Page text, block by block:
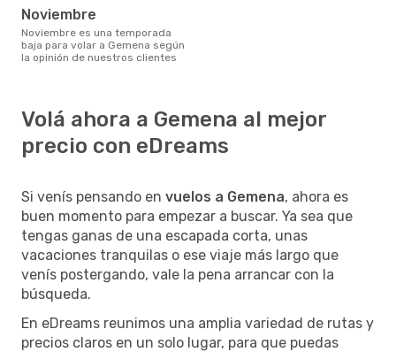
noviembre
noviembre es una temporada
baja para volar a Gemena según
la opinión de nuestros clientes
Volá ahora a Gemena al mejor
precio con eDreams
Si venís pensando en vuelos a Gemena, ahora es
buen momento para empezar a buscar. Ya sea que
tengas ganas de una escapada corta, unas
vacaciones tranquilas o ese viaje más largo que
venís postergando, vale la pena arrancar con la
búsqueda.
En eDreams reunimos una amplia variedad de rutas y
precios claros en un solo lugar, para que puedas